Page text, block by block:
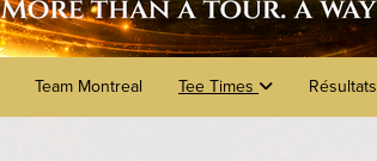
Team Montreal Tee Times Résultats